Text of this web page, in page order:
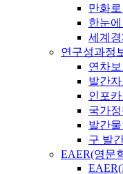
만화
한눈
세계경
연구성과정
연차보
발간
인포카
국가
발간물
구 발
EAER(영문